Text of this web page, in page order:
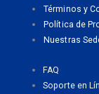
Términos y
Política de
Nuestras
FAQ
Soporte en